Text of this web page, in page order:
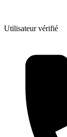
Utilisateur vérifié